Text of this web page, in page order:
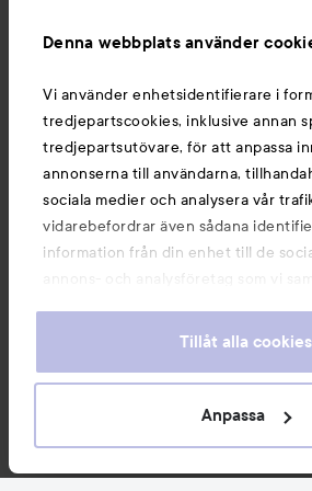
Denna webbplats använder
Vi använder enhetsidentifierare i
tredjepartscookies, inklusive annan
tredjepartsutövare, för att anpassa
annonserna till användarna,
sociala medier och analysera vår
vidarebefordrar även sådana
information från din enhet till de
annons- och analysföretag som vi
information som du har tillhandahållit
våra cookies vid fortsatt användande
För information om hur du kan ändra
Tillåt alla cookies
Anpassa
Du kanske också gillar